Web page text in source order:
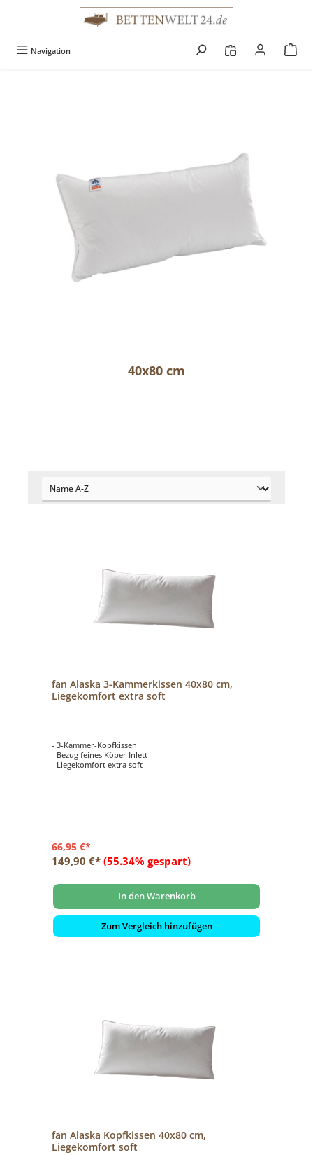
Navigation
40x80 cm
fan Alaska 3-Kammerkissen 40x80 cm,
Liegekomfort extra soft
- 3-Kammer-Kopfkissen
- Bezug feines Köper Inlett
- Liegekomfort extra soft
66,95 €*
149,90 €* (55.34% gespart)
In den Warenkorb
Zum Vergleich hinzufügen
fan Alaska Kopfkissen 40x80 cm,
Liegekomfort soft